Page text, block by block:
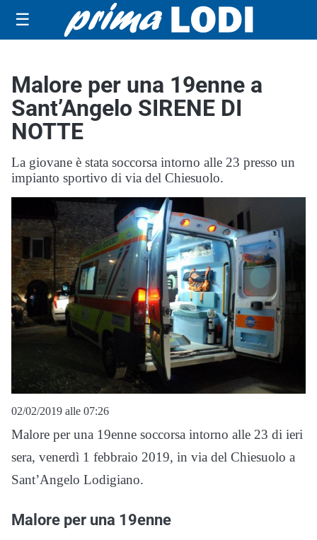
☰
Malore per una 19enne a
Sant’Angelo SIRENE DI
NOTTE
La giovane è stata soccorsa intorno alle 23 presso un
impianto sportivo di via del Chiesuolo.
02/02/2019 alle 07:26
Malore per una 19enne soccorsa intorno alle 23 di ieri
sera, venerdì 1 febbraio 2019, in via del Chiesuolo a
Sant’Angelo Lodigiano.
Malore per una 19enne